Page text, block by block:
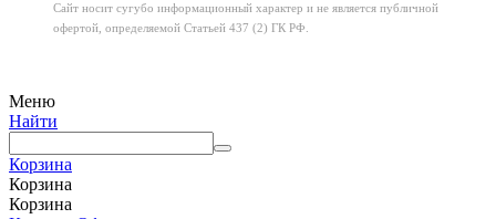
Сайт носит сугубо информационный характер и не является публичной
офертой, определяемой Статьей 437 (2) ГК РФ.
Меню
Найти
Корзина
Корзина
Корзина